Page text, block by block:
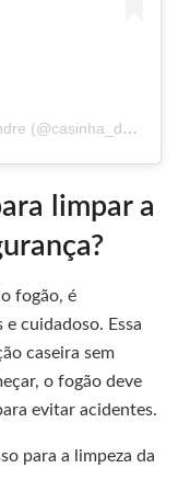
Um post compartilhado por Carla Alexandre (@casinha_da_kk)
limpar a
fogão, é
cuidadoso. Essa
caseira sem
o fogão deve
evitar acidentes.
para a limpeza da